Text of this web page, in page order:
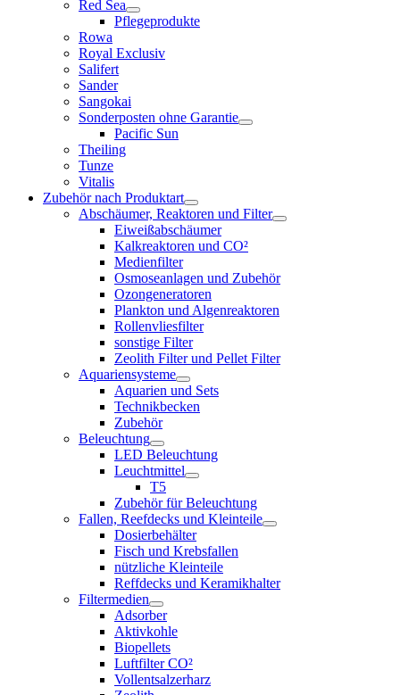
Red Sea
Pflegeprodukte
Rowa
Royal Exclusiv
Salifert
Sander
Sangokai
Sonderposten ohne Garantie
Pacific Sun
Theiling
Tunze
Vitalis
Zubehör nach Produktart
Abschäumer, Reaktoren und Filter
Eiweißabschäumer
Kalkreaktoren und CO²
Medienfilter
Osmoseanlagen und Zubehör
Ozongeneratoren
Plankton und Algenreaktoren
Rollenvliesfilter
sonstige Filter
Zeolith Filter und Pellet Filter
Aquariensysteme
Aquarien und Sets
Technikbecken
Zubehör
Beleuchtung
LED Beleuchtung
Leuchtmittel
T5
Zubehör für Beleuchtung
Fallen, Reefdecks und Kleinteile
Dosierbehälter
Fisch und Krebsfallen
nützliche Kleinteile
Reffdecks und Keramikhalter
Filtermedien
Adsorber
Aktivkohle
Biopellets
Luftfilter CO²
Vollentsalzerharz